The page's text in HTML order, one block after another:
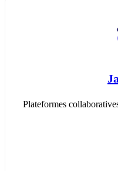
Plateformes